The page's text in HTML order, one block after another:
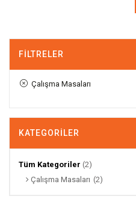
FILTRELER
Çalışma Masaları
KATEGORILER
Tüm Kategoriler (2)
Çalışma Masaları (2)